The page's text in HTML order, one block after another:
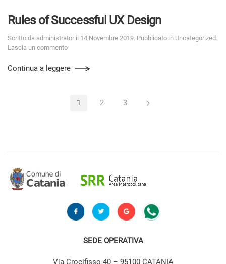
Rules of Successful UX Design
Scritto da administrator il 14 Novembre 2019. Pubblicato in Uncategorized .
Lascia un commento
Continua a leggere
1 2 3
SEDE OPERATIVA
Via Crocifisso 40 – 95100 CATANIA